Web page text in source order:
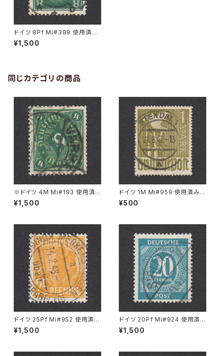
ドイツ 8Pf Mi#389 使用済み
切手｜KEVELAER 6.9.1928
¥1,500
同じカテゴリの商品
※ドイツ 4M Mi#193 使用済
み切手｜VARREL 30.11.1922
¥1,500
ドイツ 1M Mi#959 使用済み切
手｜STENDAL 11.8.1947
¥500
ドイツ 25Pf Mi#952 使用済み
切手｜MERKERSHAUSEN 14.
2.1948
¥1,500
ドイツ 20Pf Mi#924 使用済み
切手｜SIGLINGEN 7.11.1947
¥1,500